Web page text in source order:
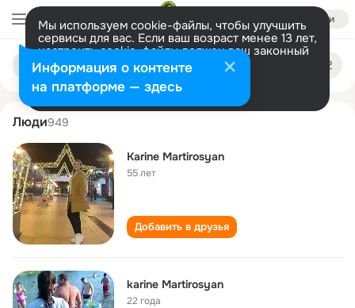
Войти
Мы используем cookie-файлы, чтобы улучшить
сервисы для вас. Если ваш возраст менее 13 лет,
настроить cookie-файлы должен ваш законный
представитель. Больше информации
Разрешить все Настроить
Поиск
людям
karine martirosyan
Люди949
Karine Martirosyan
55 лет
Добавить в друзья
karine Martirosyan
22 года
Информация о контенте
на платформе — здесь